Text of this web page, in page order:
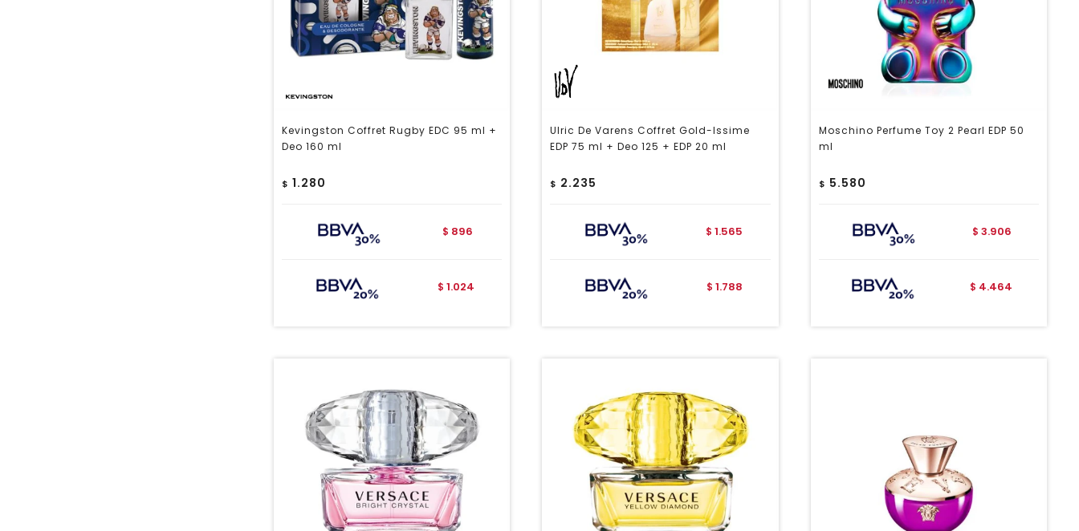
Kevingston Coffret Rugby EDC 95 ml +
Deo 160 ml
$ 1.280
$ 896
$ 1.024
Ulric De Varens Coffret Gold-Issime
EDP 75 ml + Deo 125 + EDP 20 ml
$ 2.235
$ 1.565
$ 1.788
Moschino Perfume Toy 2 Pearl EDP 50
ml
$ 5.580
$ 3.906
$ 4.464